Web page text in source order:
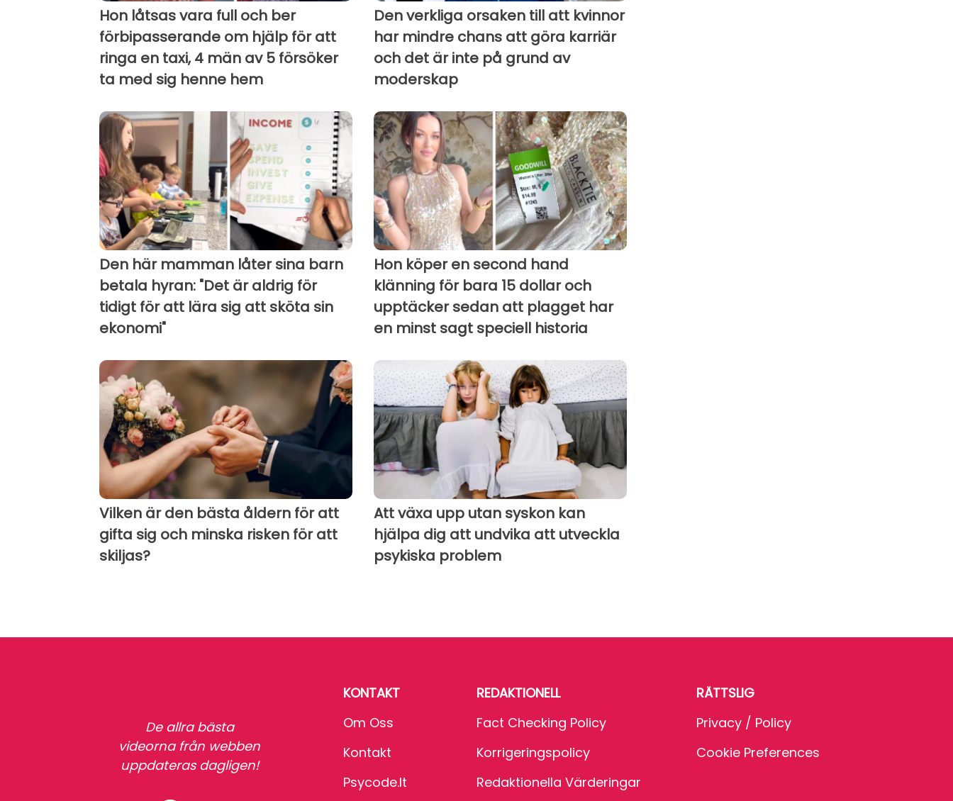
Hon låtsas vara full och ber
förbipasserande om hjälp för att
ringa en taxi, 4 män av 5 försöker
ta med sig henne hem
Den verkliga orsaken till att kvinnor
har mindre chans att göra karriär
och det är inte på grund av
moderskap
Den här mamman låter sina barn
betala hyran: "Det är aldrig för
tidigt för att lära sig att sköta sin
ekonomi"
Hon köper en second hand
klänning för bara 15 dollar och
upptäcker sedan att plagget har
en minst sagt speciell historia
Vilken är den bästa åldern för att
gifta sig och minska risken för att
skiljas?
Att växa upp utan syskon kan
hjälpa dig att undvika att utveckla
psykiska problem
De allra bästa
videorna från webben
uppdateras dagligen!
KONTAKT
Om Oss
Kontakt
Psycode.it
REDAKTIONELL
Fact Checking Policy
Korrigeringspolicy
Redaktionella Värderingar
RÄTTSLIG
Privacy / Policy
Cookie Preferences